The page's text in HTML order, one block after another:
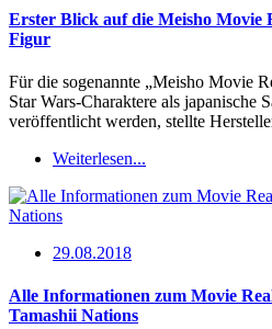
Erster Blick auf die Meisho Movie
Figur
Für die sogenannte „Meisho Movie
Star Wars-Charaktere als japanische
veröffentlicht werden, stellte
Weiterlesen...
29.08.2018
Alle Informationen zum Movie
Tamashii Nations